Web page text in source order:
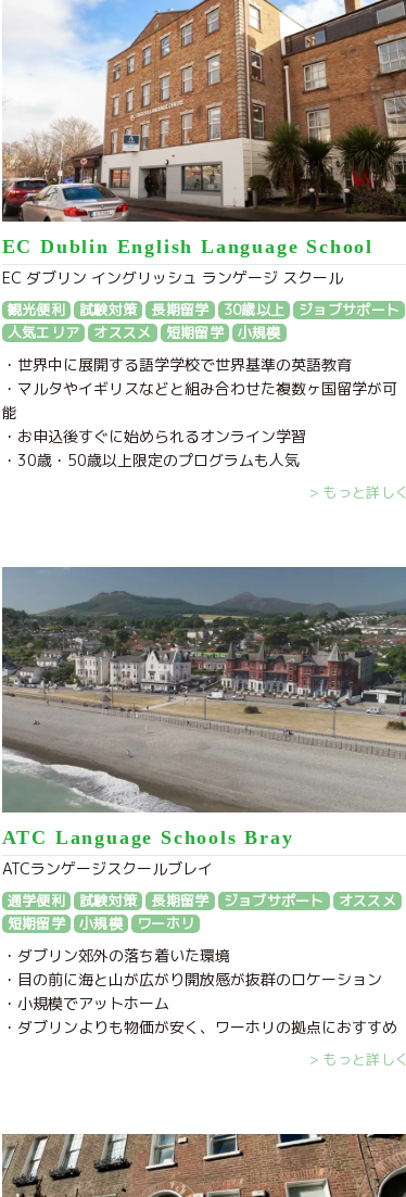
EC Dublin English Language School
EC ダブリン イングリッシュ ランゲージ スクール
観光便利 試験対策 長期留学 30歳以上
ジョブサポート
人気エリア
オススメ 短期留学 小規模
・世界中に展開する語学学校で世界基準の英語教育
・マルタやイギリスなどと組み合わせた複数ヶ国留学が可
能
・お申込後すぐに始められるオンライン学習
・30歳・50歳以上限定のプログラムも人気
> もっと詳しく
ATC Language Schools Bray
ATCランゲージスクールブレイ
通学便利 試験対策 長期留学 ジョブサポート
オススメ
短期留学
小規模 ワーホリ
・ダブリン郊外の落ち着いた環境
・目の前に海と山が広がり開放感が抜群のロケーション
・小規模でアットホーム
・ダブリンよりも物価が安く、ワーホリの拠点におすすめ
> もっと詳しく